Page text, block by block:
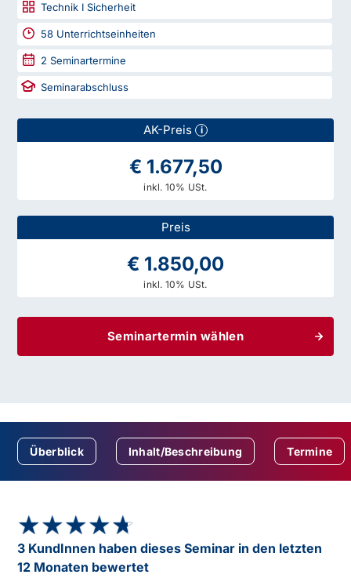
Technik I Sicherheit
58 Unterrichtseinheiten
2 Seminartermine
Seminarabschluss
AK-Preis i
€ 1.677,50
inkl. 10% USt.
Preis
€ 1.850,00
inkl. 10% USt.
Seminartermin wählen
Überblick Inhalt/Beschreibung Termine
★★★★★
★★★★★
3 KundInnen haben dieses Seminar in den letzten
12 Monaten bewertet